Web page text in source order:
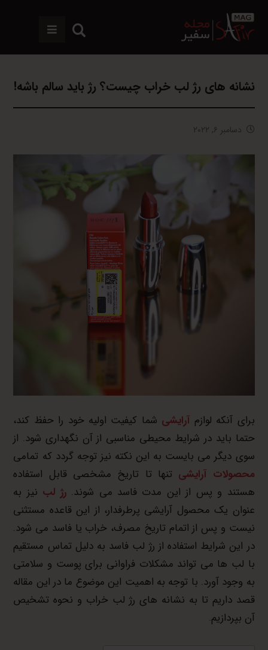
نشانه های رژ لب خراب چیست؟ رژ باید سالم باشه!
دسامبر ۶, ۲۰۲۲
برای آنکه لوازم آرایشی شما کیفیت اولیه خود را حفظ کند،
حتما باید در شرایط محیطی مناسبی از آن نگهداری شود. از
سوی دیگر می بایست به این نکته نیز توجه گردد که تمامی
محصولات آرایشی تنها تا تاریخ مشخصی قابل استفاده
هستند و پس از این مدت فاسد می شوند.رژ لب نیز به
عنوان یک محصول آرایشی پرطرفدار، از این قاعده مستثنی
نیست و پس از اتمام تاریخ مصرف، خراب یا فاسد می شود.
در این شرایط استفاده از رژ لب فاسد به دلیل تماس مستقیم
با لب ها می تواند مشکلات فراوانی برای پوست و سلامتی
به وجود آورد. با توجه به اهمیت این موضوع ما در این مقاله
قصد داریم تا به نشانه های رژ لب خراب و نحوه تشخیص
آن بپردازیم.